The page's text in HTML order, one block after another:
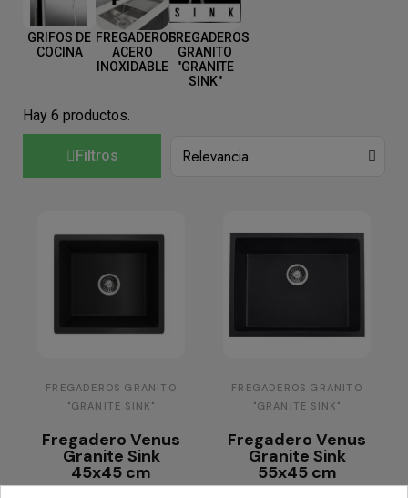
GRIFOS DE
COCINA
FREGADEROS
ACERO
INOXIDABLE
FREGADEROS
GRANITO
"GRANITE
SINK"
Hay 6 productos.
Filtros
FREGADEROS GRANITO
"GRANITE SINK"
Fregadero Venus
Granite Sink
45x45 cm
FREGADEROS GRANITO
"GRANITE SINK"
Fregadero Venus
Granite Sink
55x45 cm